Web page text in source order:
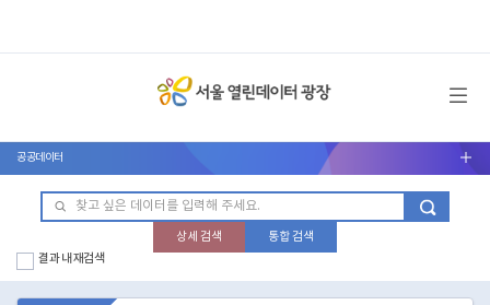
메뉴 열기
공공데이터 서브메뉴 열기
상세 검색
통합 검색
결과 내 재검색